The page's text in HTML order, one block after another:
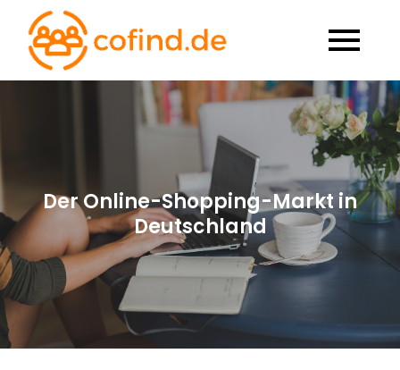
content
Cofind.de
Unternehmen und
Der Online-Shopping-Markt in
Deutschland